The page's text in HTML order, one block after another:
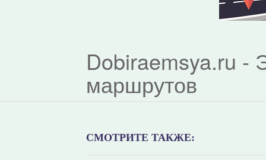
Dobiraemsya.ru -
маршрутов
СМОТРИТЕ ТАКЖЕ: